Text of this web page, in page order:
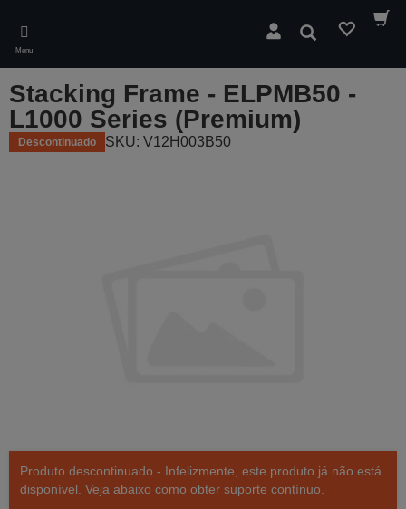
main
content
Menu
Pesquisar
Stacking Frame - ELPMB50 -
L1000 Series (Premium)
Descontinuado SKU: V12H003B50
Produto descontinuado - Infelizmente, este produto já não está
disponível. Veja abaixo como obter suporte contínuo.